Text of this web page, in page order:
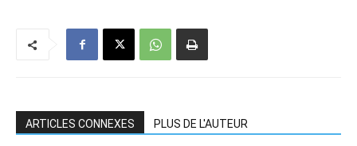
ARTICLES CONNEXES PLUS DE L'AUTEUR